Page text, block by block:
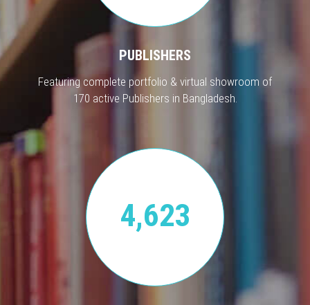
PUBLISHERS
Featuring complete portfolio & virtual showroom of
170 active Publishers in Bangladesh.
4,623